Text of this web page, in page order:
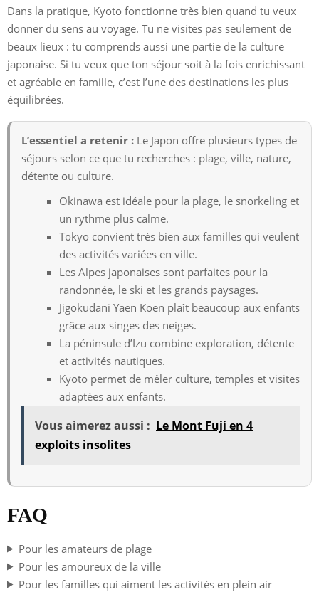
Dans la pratique, Kyoto fonctionne très bien quand tu veux
donner du sens au voyage. Tu ne visites pas seulement de
beaux lieux : tu comprends aussi une partie de la culture
japonaise. Si tu veux que ton séjour soit à la fois enrichissant
et agréable en famille, c’est l’une des destinations les plus
équilibrées.
L’essentiel a retenir : Le Japon offre plusieurs types de
séjours selon ce que tu recherches : plage, ville, nature,
détente ou culture.
Okinawa est idéale pour la plage, le snorkeling et
un rythme plus calme.
Tokyo convient très bien aux familles qui veulent
des activités variées en ville.
Les Alpes japonaises sont parfaites pour la
randonnée, le ski et les grands paysages.
Jigokudani Yaen Koen plaît beaucoup aux enfants
grâce aux singes des neiges.
La péninsule d’Izu combine exploration, détente
et activités nautiques.
Kyoto permet de mêler culture, temples et visites
adaptées aux enfants.
Vous aimerez aussi : Le Mont Fuji en 4
exploits insolites
FAQ
Pour les amateurs de plage
Pour les amoureux de la ville
Pour les familles qui aiment les activités en plein air